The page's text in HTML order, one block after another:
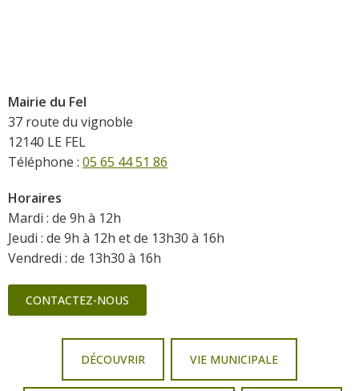
Mairie du Fel
37 route du vignoble
12140 LE FEL
Téléphone : 05 65 44 51 86
Horaires
Mardi : de 9h à 12h
Jeudi : de 9h à 12h et de 13h30 à 16h
Vendredi : de 13h30 à 16h
CONTACTEZ-NOUS
DÉCOUVRIR VIE MUNICIPALE